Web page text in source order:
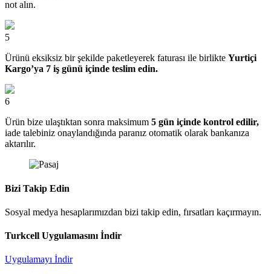
not alın.
5
Ürünü eksiksiz bir şekilde paketleyerek faturası ile birlikte Yurtiçi
Kargo’ya 7 iş günü içinde teslim edin.
6
Ürün bize ulaştıktan sonra maksimum 5 gün içinde kontrol edilir,
iade talebiniz onaylandığında paranız otomatik olarak bankanıza
aktarılır.
Bizi Takip Edin
Sosyal medya hesaplarımızdan bizi takip edin, fırsatları kaçırmayın.
Turkcell Uygulamasını İndir
Uygulamayı İndir